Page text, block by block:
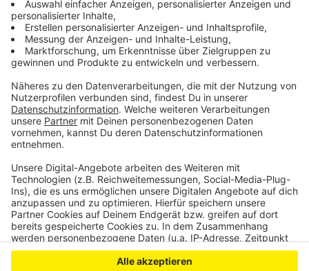
Anzeige
aber extra eine Ausnahmeregelung. Da darf der Bus
über den Bahnübergang fahren.
Anzeige
Anzeige